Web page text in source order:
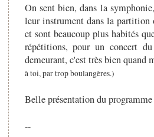
On sent bien, dans la
leur instrument dans la partition
et sont beaucoup plus habités
répétitions, pour un concert
demeurant, c'est très bien quand
à toi, par trop boulangères.)
Belle présentation du
--